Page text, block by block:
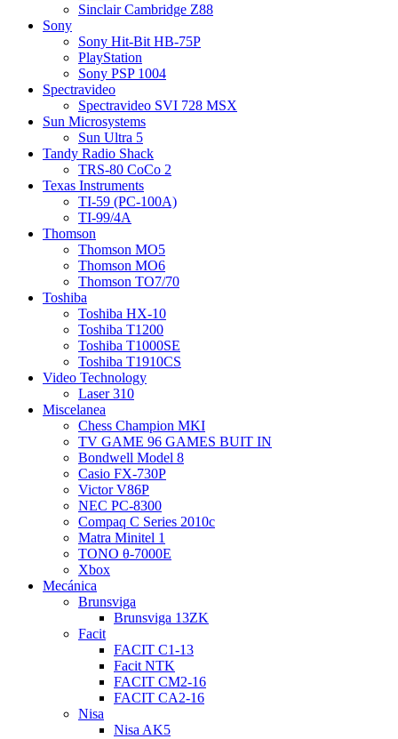
Sinclair Cambridge Z88
Sony
Sony Hit-Bit HB-75P
PlayStation
Sony PSP 1004
Spectravideo
Spectravideo SVI 728 MSX
Sun Microsystems
Sun Ultra 5
Tandy Radio Shack
TRS-80 CoCo 2
Texas Instruments
TI-59 (PC-100A)
TI-99/4A
Thomson
Thomson MO5
Thomson MO6
Thomson TO7/70
Toshiba
Toshiba HX-10
Toshiba T1200
Toshiba T1000SE
Toshiba T1910CS
Video Technology
Laser 310
Miscelanea
Chess Champion MKI
TV GAME 96 GAMES BUIT IN
Bondwell Model 8
Casio FX-730P
Victor V86P
NEC PC-8300
Compaq C Series 2010c
Matra Minitel 1
TONO θ-7000E
Xbox
Mecánica
Brunsviga
Brunsviga 13ZK
Facit
FACIT C1-13
Facit NTK
FACIT CM2-16
FACIT CA2-16
Nisa
Nisa AK5